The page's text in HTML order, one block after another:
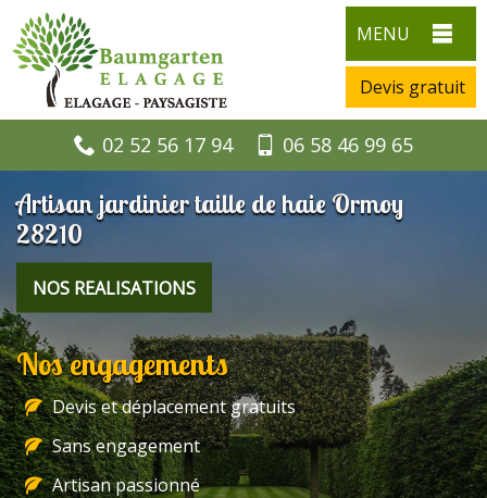
MENU
Devis gratuit
02 52 56 17 94 06 58 46 99 65
Artisan jardinier taille de haie Ormoy
28210
NOS REALISATIONS
Nos engagements
Devis et déplacement gratuits
Sans engagement
Artisan passionné